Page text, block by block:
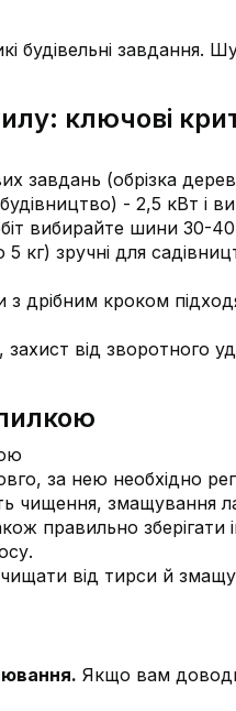
будівельні завдання.
ключові
завдань (обрізка
- 2,5 кВт і
вибирайте шини 30-
5 кг) зручні для
дрібним кроком
захист від зворотного
за нею необхідно
чищення, змащування
правильно
від тирси й
Якщо вам